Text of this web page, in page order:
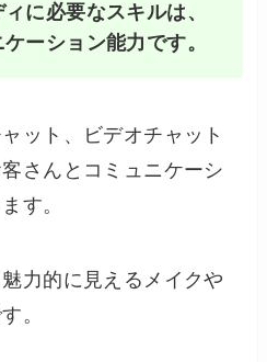
に必要なスキルは、
ーション能力です。
ット、ビデオチャット
さんとコミュニケーシ
す。
力的に見えるメイクや
。